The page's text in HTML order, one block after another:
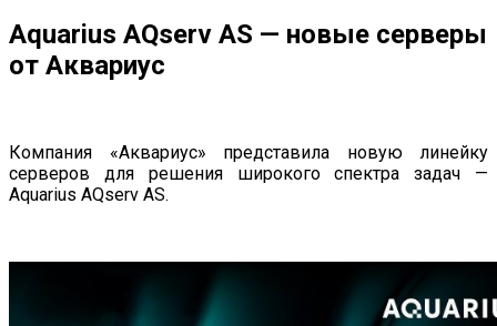
Aquarius AQserv AS — новые серверы
от Аквариус
Компания «Аквариус» представила новую линейку
серверов для решения широкого спектра задач —
Aquarius AQserv AS.